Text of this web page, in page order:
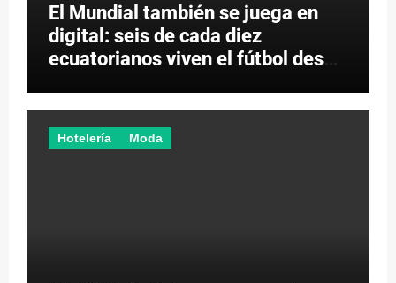
El Mundial también se juega en
digital: seis de cada diez
ecuatorianos viven el fútbol desde
Hotelería Moda